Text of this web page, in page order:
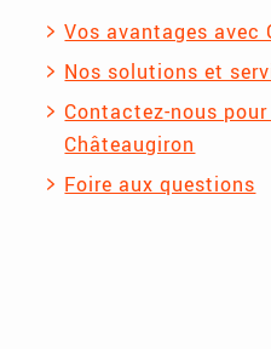
Vos avantages avec
Nos solutions et
Contactez-nous
Châteaugiron
Foire aux questions